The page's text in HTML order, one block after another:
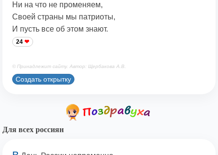
Ни на что не променяем,
Своей страны мы патриоты,
И пусть все об этом знают.
24
© Принадлежит сайту. Автор: Щербакова А.В.
Создать открытку
Для всех россиян